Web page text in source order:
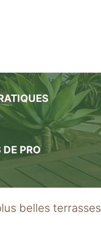
PRO
belles terrasses